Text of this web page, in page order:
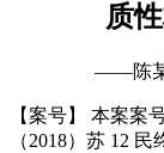
质
——陈某
【案号】 本案案
（2018）苏 12 民